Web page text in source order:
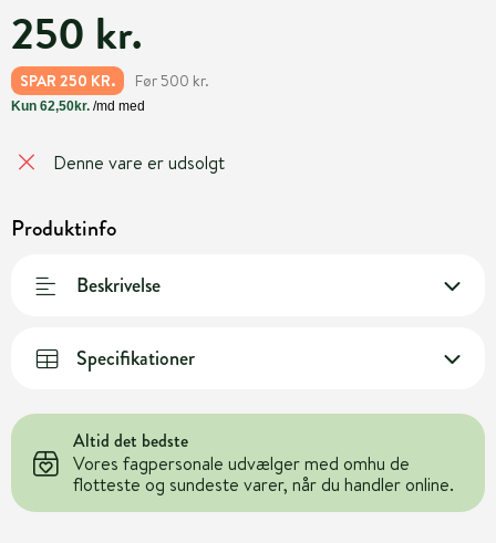
250 kr.
SPAR 250 KR. Før 500 kr.
Denne vare er udsolgt
Produktinfo
Beskrivelse
Specifikationer
Altid det bedste
Vores fagpersonale udvælger med omhu de
flotteste og sundeste varer, når du handler online.